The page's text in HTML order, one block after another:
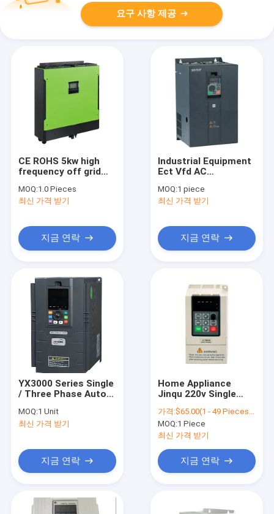
요구 사항 제공
CE ROHS 5kw high
frequency off grid
sine wave mppt solar
panel inverter with
155*295*455mm
MOQ:1.0 Pieces
최신 가격 받기
지금 연락
Industrial Equipment
Ect Vfd AC
Inverter Single Drive
Manufacturers
MOQ:1 piece
최신 가격 받기
지금 연락
YX3000 Series Single
/ Three Phase Auto
Depend
MOQ:1 Unit
최신 가격 받기
지금 연락
Home Appliance
Jinqu 220v Single
Inverter AC Motor
0.75KW Speed ​​
Controller to 2.2KW
가격:$65.00(1 - 49 Pieces) $60.00(50 - 99 Pieces) $55.00(>=100 Pieces)
MOQ:1 Piece
최신 가격 받기
지금 연락